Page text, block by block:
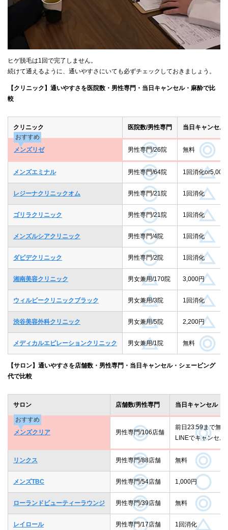
ヒゲ脱毛は1回で完了しません。
続けて通えるように、通いやすさにいても必ずチェックしておきましょう。
【クリニック】通いやすさを医院数・男性専門・当日キャンセル・麻酔で比
較
クリニック 医院数/男性専門
当日キャンセル
おすすめ
メンズリゼ
男性専門/26院 無料
メンズエミナル 男性専門/64院 1回消化or5,000
レジーナクリニックオム 男性専門/21院 1回消化
ゴリラクリニック 男性専門/21院 1回消化
メンズルシアクリニック 男性専門/4院 1回消化
ダビデクリニック 男性専門/2院 1回消化
湘南美容クリニック 男女兼用/170院 3,000円
ウィルビークリニックブラック 男女兼用/3院 1回消化
渋谷美容外科クリニック 男女兼用/5院 2,200円
メディカルエピレーションクリニック 男女兼用/1院 無料
【サロン】通いやすさを店舗数・男性専門・当日キャンセル・シェービング
代で比較
サロン 店舗数/男性専門 当日キャンセル
おすすめ
メンズクリア
男性専門/106店舗
前日23:59まで無料
LINEでキャンセル
リンクス 男性専門/88店舗 無料
メンズTBC 男性専門/54店舗 1,000円
ローランドビューティーラウンジ 男性専門/39店舗 無料
レイロール 男性専門/17店舗 1回消化